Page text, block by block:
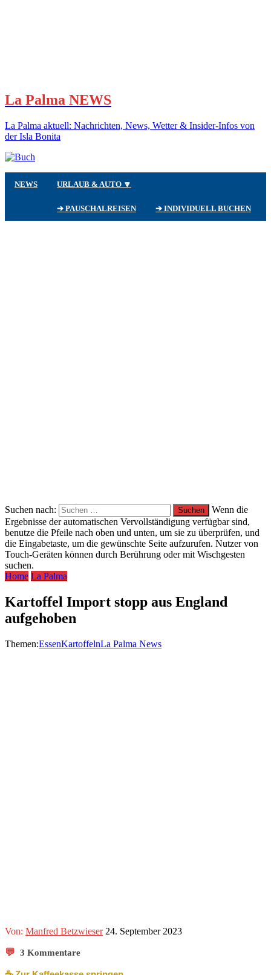
La Palma NEWS
La Palma aktuell: Nachrichten, News, Wetter & Insider-Infos von
der Isla Bonita
NEWS URLAUB & AUTO 🔽
➔ PAUSCHALREISEN ➔ INDIVIDUELL BUCHEN
Suchen nach:
Wenn die
Ergebnisse der automatischen Vervollständigung verfügbar sind,
benutze die Pfeile nach oben und unten, um sie zu überprüfen, und
die Eingabetaste, um die gewünschte Seite aufzurufen. Nutzer von
Touch-Geräten können durch Berührung oder mit Wischgesten
suchen.
Home La Palma
Kartoffel Import stopp aus England
aufgehoben
Themen:EssenKartoffelnLa Palma News
Von: Manfred Betzwieser 24. September 2023
💬 3 Kommentare